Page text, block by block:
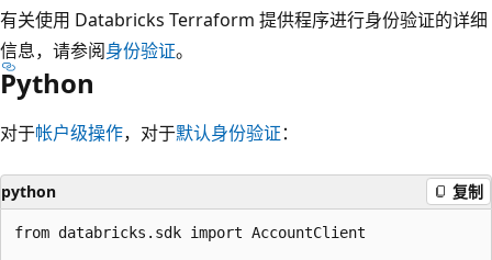
有关使用 Databricks Terraform 提供程序进行身份验证的详细
信息，请参阅身份验证。
Python
对于帐户级操作，对于默认身份验证：
python 复制
from databricks.sdk import AccountClient